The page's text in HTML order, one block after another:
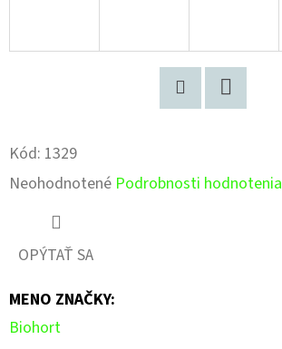
Kód: 1329
Priemerné
hodnotenie
produktu
0,0
z
Neohodnotené Podrobnosti hodnotenia
OPÝTAŤ SA
MENO ZNAČKY:
Biohort